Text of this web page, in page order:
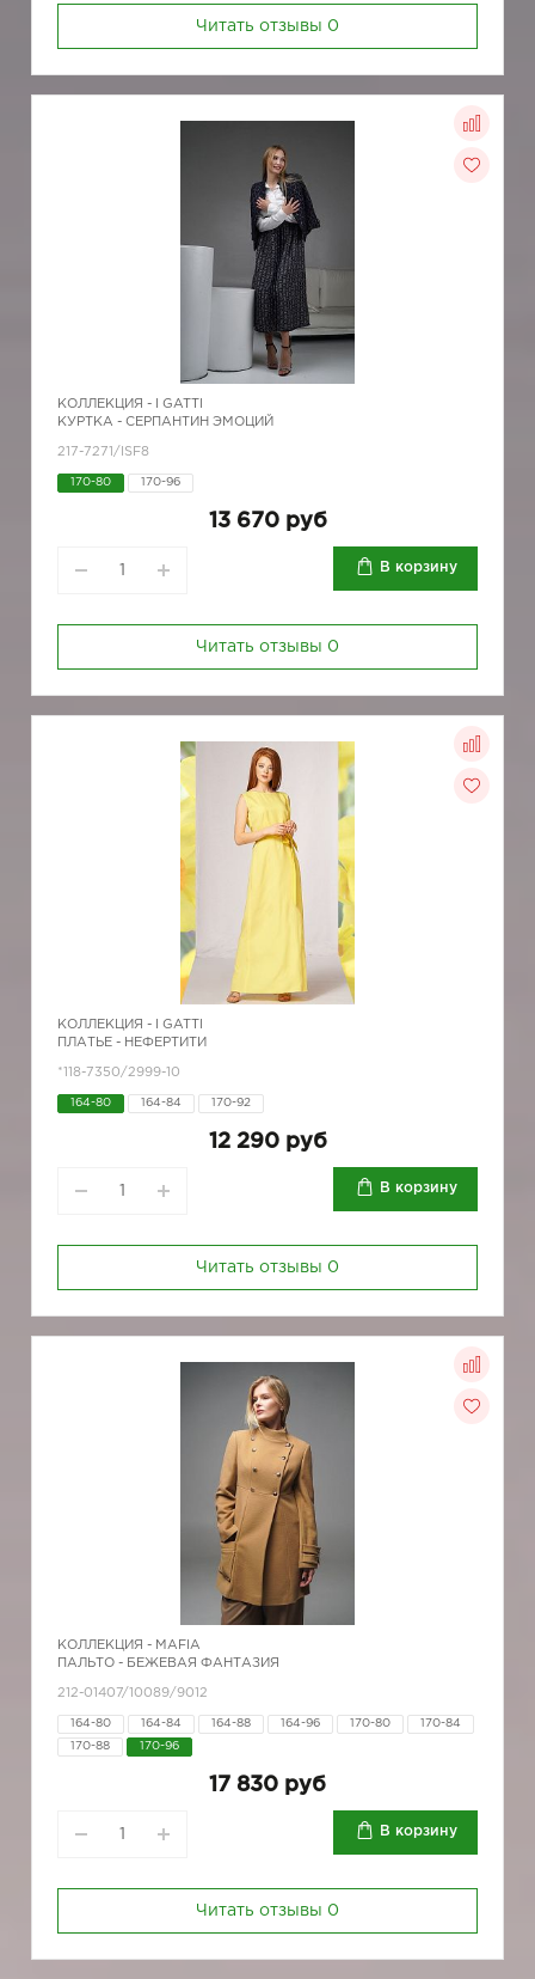
Читать отзывы 0
КОЛЛЕКЦИЯ -
I GATTI
КУРТКА - СЕРПАНТИН ЭМОЦИЙ
217-7271/ISF8
170-80 170-96
13 670 руб
В корзину
Читать отзывы 0
КОЛЛЕКЦИЯ -
I GATTI
ПЛАТЬЕ - НЕФЕРТИТИ
*118-7350/2999-10
164-80 164-84 170-92
12 290 руб
В корзину
Читать отзывы 0
КОЛЛЕКЦИЯ - MAFIA
ПАЛЬТО - БЕЖЕВАЯ ФАНТАЗИЯ
212-01407/10089/9012
164-80 164-84 164-88 164-96 170-80 170-84
170-88 170-96
17 830 руб
В корзину
Читать отзывы 0